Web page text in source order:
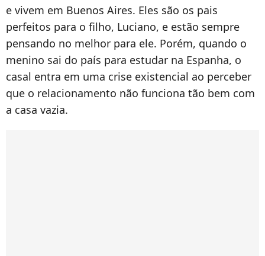
e vivem em Buenos Aires. Eles são os pais
perfeitos para o filho, Luciano, e estão sempre
pensando no melhor para ele. Porém, quando o
menino sai do país para estudar na Espanha, o
casal entra em uma crise existencial ao perceber
que o relacionamento não funciona tão bem com
a casa vazia.